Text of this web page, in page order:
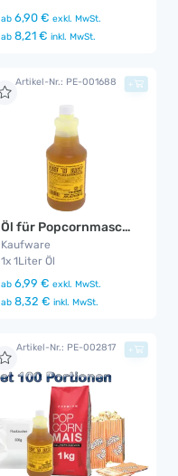
ab 6,90 € exkl. MwSt.
ab 8,21 € inkl. MwSt.
Artikel-Nr.: PE-001688
Öl für Popcornmaschine
Kaufware
1x 1Liter Öl
ab 6,99 € exkl. MwSt.
ab 8,32 € inkl. MwSt.
+
Artikel-Nr.: PE-002817 +